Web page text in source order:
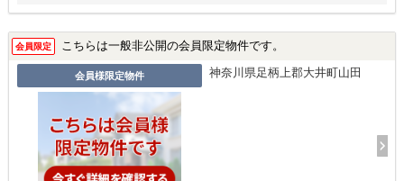
会員限定 こちらは一般非公開の会員限定物件です。
会員様限定物件 神奈川県足柄上郡大井町山田